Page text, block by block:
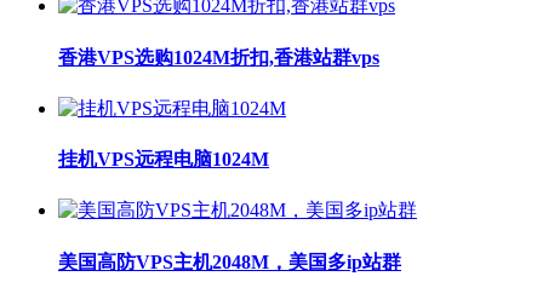
香港VPS选购1024M折扣,香港站群vps
挂机VPS远程电脑1024M
美国高防VPS主机2048M，美国多ip站群